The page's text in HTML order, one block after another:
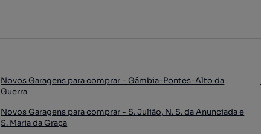
Novos Garagens para comprar - Gâmbia-Pontes-Alto da
Guerra
Novos Garagens para comprar - S. Julião, N. S. da Anunciada e
S. Maria da Graça